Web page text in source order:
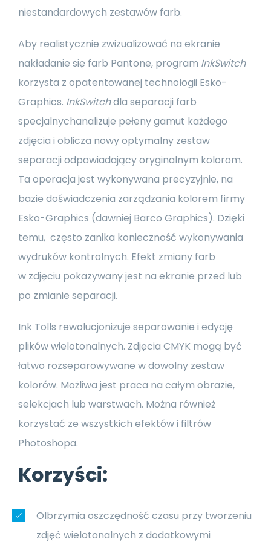
niestandardowych zestawów farb.
Aby realistycznie zwizualizować na ekranie
nakładanie się farb Pantone, program InkSwitch
korzysta z opatentowanej technologii Esko-
Graphics. InkSwitchdla separacji farb
specjalnychanalizuje pełeny gamut każdego
zdjęcia i oblicza nowy optymalny zestaw
separacji odpowiadający oryginalnym kolorom.
Ta operacja jest wykonywana precyzyjnie, na
bazie doświadczenia zarządzania kolorem firmy
Esko-Graphics (dawniej Barco Graphics). Dzięki
temu, często zanika konieczność wykonywania
wydruków kontrolnych. Efekt zmiany farb
w zdjęciu pokazywany jest na ekranie przed lub
po zmianie separacji.
Ink Tolls rewolucjonizuje separowanie i edycję
plików wielotonalnych. Zdjęcia CMYK mogą być
łatwo rozseparowywane w dowolny zestaw
kolorów. Możliwa jest praca na całym obrazie,
selekcjach lub warstwach. Można również
korzystać ze wszystkich efektów i filtrów
Photoshopa.
Korzyści:
Olbrzymia oszczędność czasu przy tworzeniu
zdjęć wielotonalnych z dodatkowymi